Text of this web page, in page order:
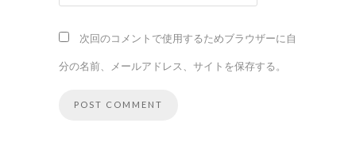
次回のコメントで使用するためブラウザーに自
分の名前、メールアドレス、サイトを保存する。